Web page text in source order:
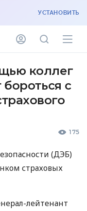
УСТАНОВИТЬ
коллег
бороться с
175
(ДЭБ)
страховых
лейтенант